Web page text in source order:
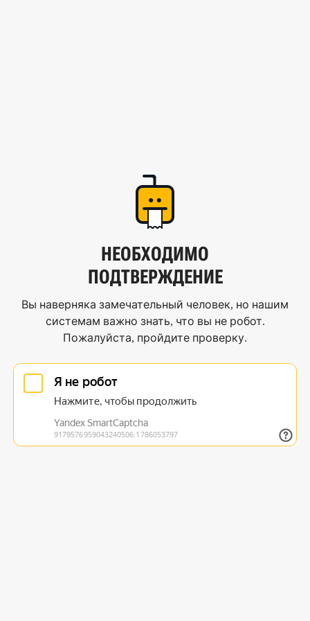
НЕОБХОДИМО
ПОДТВЕРЖДЕНИЕ
Вы наверняка замечательный человек, но нашим
системам важно знать, что вы не робот.
Пожалуйста, пройдите проверку.